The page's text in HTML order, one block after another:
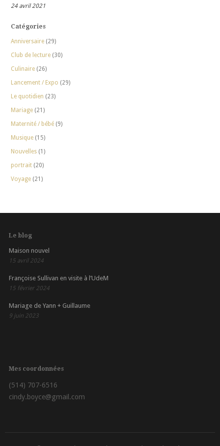
24 avril 2021
Catégories
Anniversaire(29)
Club de lecture(30)
Culinaire(26)
Lancement / Expo (29)
Le quotidien (23)
Mariage(21)
Maternité / bébé(9)
Musique(15)
Nouvelles(1)
portrait(20)
Voyage(21)
Le blog
Maison nouvel
15 avril 2024
Françoise Sullivan en visite à l’UdeM
15 février 2024
Mariage de Yann + Guillaume
9 juin 2023
Mes coordonnées
(514) 707-6516
cindy.boyce@gmail.com